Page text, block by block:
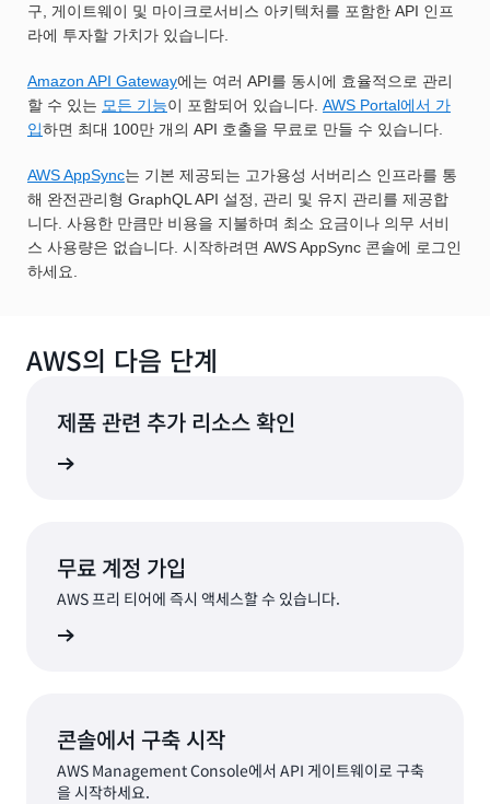
구, 게이트웨이 및 마이크로서비스 아키텍처를 포함한 API 인프
라에 투자할 가치가 있습니다.
Amazon API Gateway에는 여러 API를 동시에 효율적으로 관리
할 수 있는 모든 기능이 포함되어 있습니다. AWS Portal에서 가
입하면 최대 100만 개의 API 호출을 무료로 만들 수 있습니다.
AWS AppSync는 기본 제공되는 고가용성 서버리스 인프라를 통
해 완전관리형 GraphQL API 설정, 관리 및 유지 관리를 제공합
니다. 사용한 만큼만 비용을 지불하며 최소 요금이나 의무 서비
스 사용량은 없습니다. 시작하려면 AWS AppSync 콘솔에 로그인
하세요.
AWS의 다음 단계
제품 관련 추가 리소스 확인
무료 계정 가입
AWS 프리 티어에 즉시 액세스할 수 있습니다.
콘솔에서 구축 시작
AWS Management Console에서 API 게이트웨이로 구축
을 시작하세요.